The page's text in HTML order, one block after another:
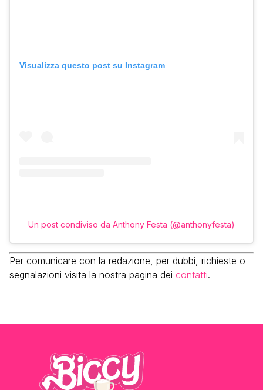
Visualizza questo post su Instagram
Un post condiviso da Anthony Festa (@anthonyfesta)
Per comunicare con la redazione, per dubbi, richieste o
segnalazioni visita la nostra pagina dei contatti.